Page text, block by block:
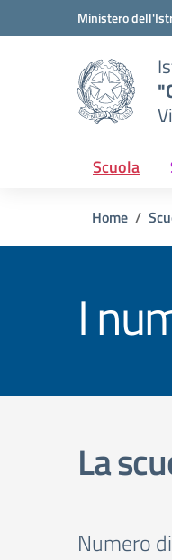
Vai ai contenuti
Vai al menu di navigazione
Ministero
Scuola
Home
I
La
Numero